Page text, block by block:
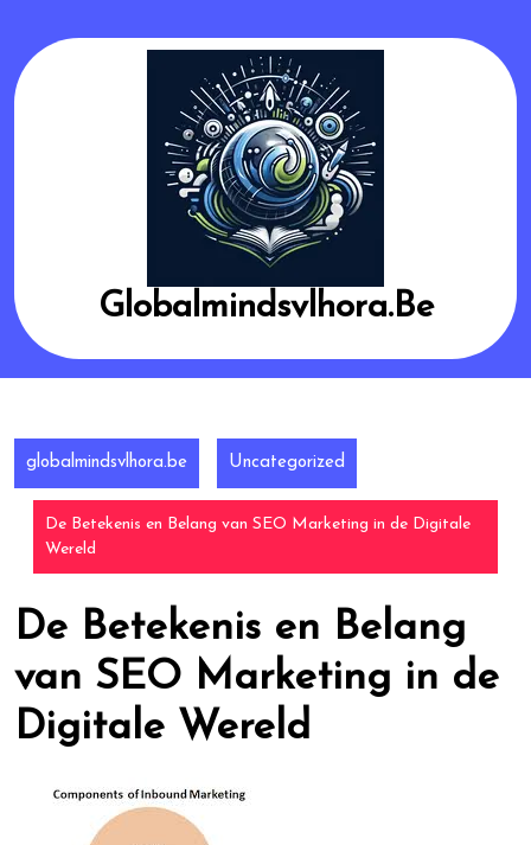
content
Globalmindsvlhora.be
globalmindsvlhora.be Uncategorized
De Betekenis en Belang van SEO Marketing in de Digitale
Wereld
De Betekenis en Belang
van SEO Marketing in de
Digitale Wereld